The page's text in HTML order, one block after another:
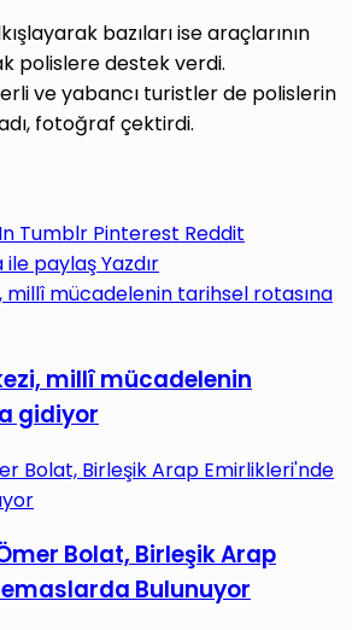
bazıları ise araçlarının
polislere destek verdi.
ve yabancı turistler de polislerin
fotoğraf çektirdi.
Tumblr Pinterest Reddit
ile paylaşYazdır
millî mücadelenin tarihsel rotasına
millî mücadelenin
gidiyor
Bolat, Birleşik Arap Emirlikleri'nde
Bolat, Birleşik Arap
Bulunuyor